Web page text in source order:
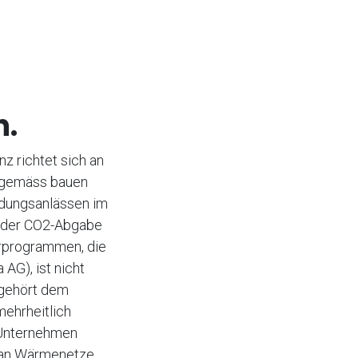
richtet sich an
bauen
im
CO2-Abgabe
die
AG), ist nicht
dem
Wärmenetze